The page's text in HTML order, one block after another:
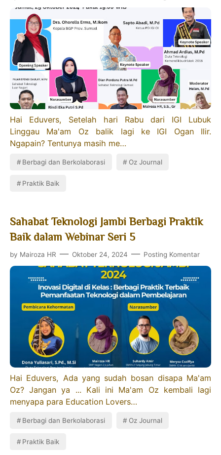
Hai Eduvers, Setelah hari Rabu dari IGI Lubuk
Linggau Ma'am Oz balik lagi ke IGI Ogan Ilir.
Ngapain? Tentunya masih me…
Berbagi dan Berkolaborasi Oz Journal
Praktik Baik
Sahabat Teknologi Jambi Berbagi Praktik
Baik dalam Webinar Seri 5
by Mairoza HR Oktober 24, 2024 Posting Komentar
Hai Eduvers, Ada yang sudah bosan disapa Ma'am
Oz? Jangan ya ... Kali ini Ma'am Oz kembali lagi
menyapa para Education Lovers…
Berbagi dan Berkolaborasi Oz Journal
Praktik Baik